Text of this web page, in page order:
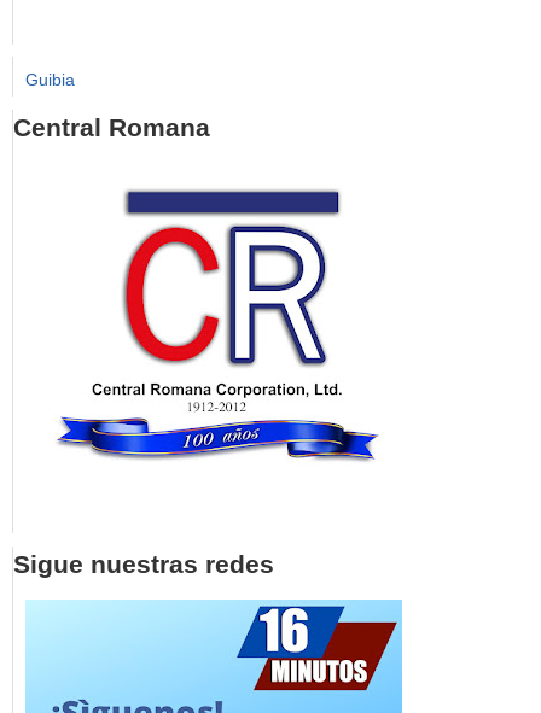
Guibia
Central Romana
Sigue nuestras redes